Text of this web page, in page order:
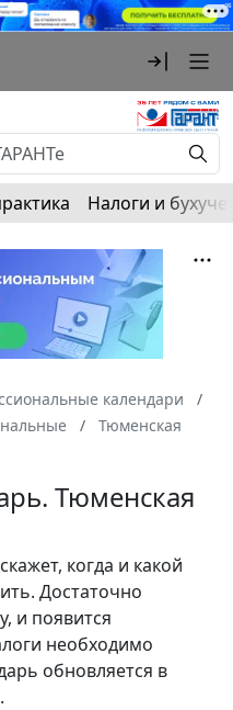
Налоги и
календари
Тюменская
Тюменская
когда и какой
Достаточно
и появится
необходимо
обновляется в